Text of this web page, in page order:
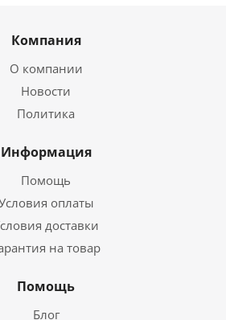
Компания
О компании
Новости
Политика
Информация
Помощь
оплаты
доставки
на товар
Помощь
Блог